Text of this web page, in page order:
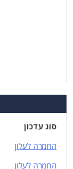
סוג עדכון
החמרה לעלון
החמרה לעלון